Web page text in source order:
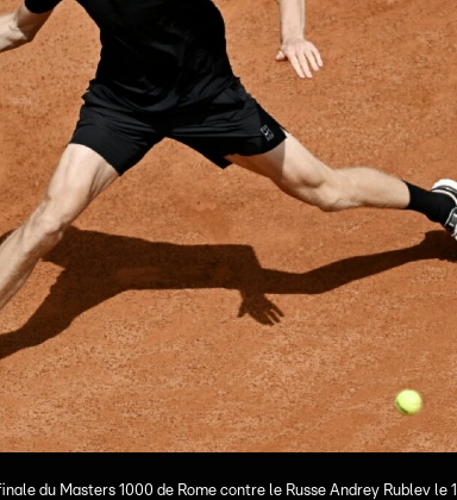
du Masters 1000 de Rome contre le Russe Andrey Rublev le